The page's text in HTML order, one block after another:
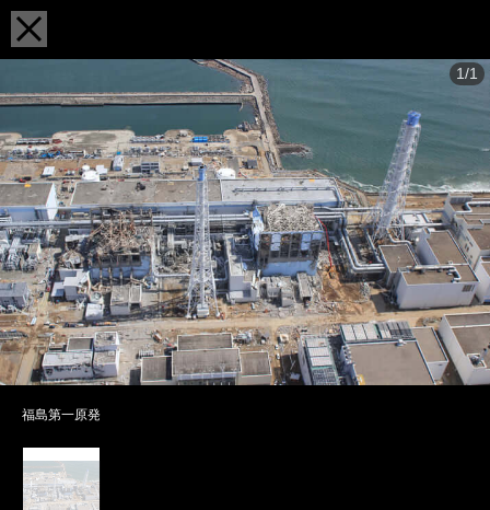
1/1
福島第一原発